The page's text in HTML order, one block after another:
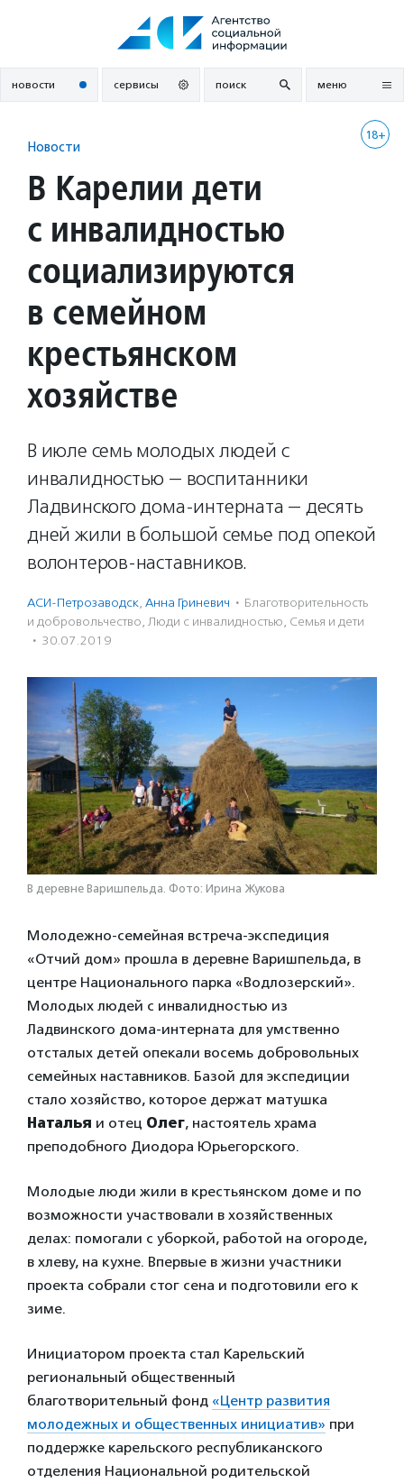
новости сервисы поиск меню
18+
Новости
В Карелии дети
с инвалидностью
социализируются
в семейном
крестьянском
хозяйстве
В июле семь молодых людей с
инвалидностью — воспитанники
Ладвинского дома-интерната — десять
дней жили в большой семье под опекой
волонтеров-наставников.
АСИ-Петрозаводск, Анна Гриневич · Благотвори­тель­ность
и доброволь­чест­во, Люди с инвалидностью, Семья и дети
· 30.07.2019
В деревне Варишпельда. Фото: Ирина Жукова
Молодежно-семейная встреча-экспедиция
«Отчий дом» прошла в деревне Варишпельда, в
центре Национального парка «Водлозерский».
Молодых людей с инвалидностью из
Ладвинского дома-интерната для умственно
отсталых детей опекали восемь добровольных
семейных наставников. Базой для экспедиции
стало хозяйство, которое держат матушка
Наталья и отец Олег, настоятель храма
преподобного Диодора Юрьегорского.
Молодые люди жили в крестьянском доме и по
возможности участвовали в хозяйственных
делах: помогали с уборкой, работой на огороде,
в хлеву, на кухне. Впервые в жизни участники
проекта собрали стог сена и подготовили его к
зиме.
Инициатором проекта стал Карельский
региональный общественный
благотворительный фонд «Центр развития
молодежных и общественных инициатив» при
поддержке карельского республиканского
отделения Национальной родительской